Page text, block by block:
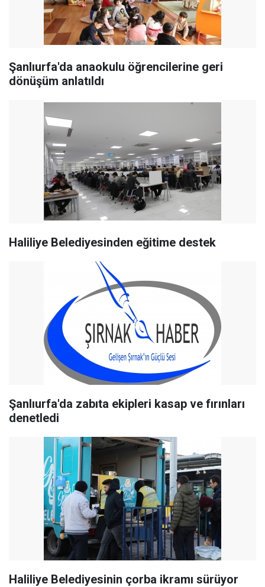
Şanlıurfa'da anaokulu öğrencilerine geri
dönüşüm anlatıldı
Haliliye Belediyesinden eğitime destek
Şanlıurfa'da zabıta ekipleri kasap ve fırınları
denetledi
Haliliye Belediyesinin çorba ikramı sürüyor